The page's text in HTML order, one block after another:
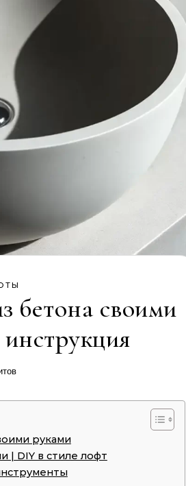
бетона своими
руками
DIY в стиле лофт